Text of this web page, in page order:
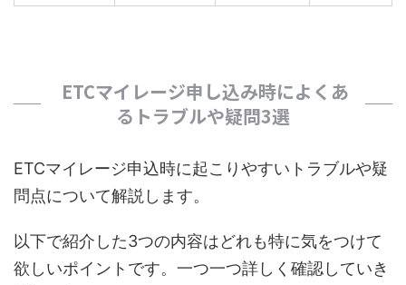
ETCマイレージ申し込み時によくあ
るトラブルや疑問3選
ETCマイレージ申込時に起こりやすいトラブルや疑
問点について解説します。
以下で紹介した3つの内容はどれも特に気をつけて
欲しいポイントです。一つ一つ詳しく確認していき